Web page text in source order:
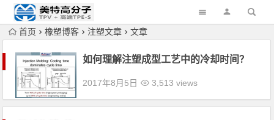
首页 橡塑博客 注塑文章 文章
如何理解注塑成型工艺中的冷却时间？
2017年8月5日 3,513 views